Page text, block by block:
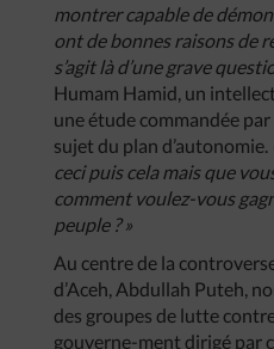
montrer capable de
ont de bonnes raisons de
s’agit là d’une grave
Humam Hamid, un
une étude commandée
sujet du plan d’autonomie.
ceci puis cela mais que
comment voulez-vous
peuple ? »
Au centre de la
d’Aceh, Abdullah Puteh,
des groupes de lutte
gouverne-ment dirigé par